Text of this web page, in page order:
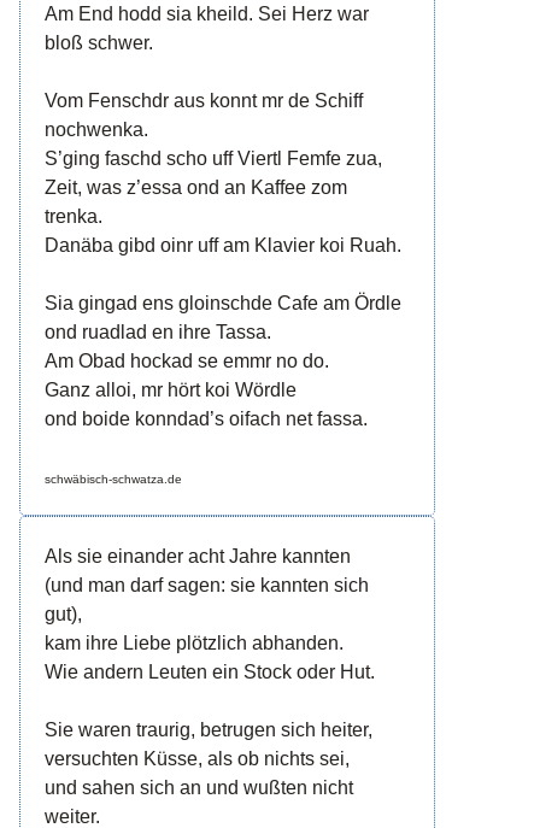
Am End hodd sia kheild. Sei Herz war
bloß schwer.
Vom Fenschdr aus konnt mr de Schiff
nochwenka.
S’ging faschd scho uff Viertl Femfe zua,
Zeit, was z’essa ond an Kaffee zom
trenka.
Danäba gibd oinr uff am Klavier koi Ruah.
Sia gingad ens gloinschde Cafe am Ördle
ond ruadlad en ihre Tassa.
Am Obad hockad se emmr no do.
Ganz alloi, mr hört koi Wördle
ond boide konndad’s oifach net fassa.
schwäbisch-schwatza.de
Als sie einander acht Jahre kannten
(und man darf sagen: sie kannten sich
gut),
kam ihre Liebe plötzlich abhanden.
Wie andern Leuten ein Stock oder Hut.
Sie waren traurig, betrugen sich heiter,
versuchten Küsse, als ob nichts sei,
und sahen sich an und wußten nicht
weiter.